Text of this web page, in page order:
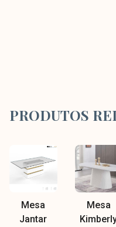
PRODUTOS
Mesa
Jantar
Mesa